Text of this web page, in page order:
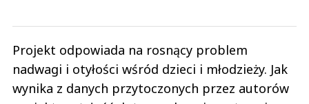
Projekt odpowiada na rosnący problem
nadwagi i otyłości wśród dzieci i młodzieży. Jak
wynika z danych przytoczonych przez autorów